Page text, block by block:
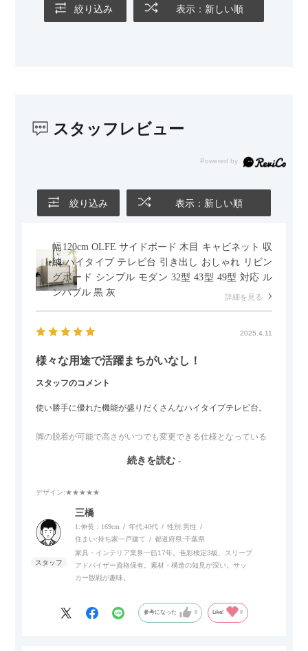
ても美しく、空間の印象を損ないません。
また、カウチのように足を伸ばしてくつろげるスタイルが理想
かせるため、普段はカウチとして使い、来客時には離してスツ
す。
絞り込み 表示：新しい順
スタッフレビュー
絞り込み 表示：新しい順
幅120cm OLFE サイドボード 木目 キャビネット 収
納 ハイタイプ テレビ台 引き出し おしゃれ リビン
グボード シンプル モダン 32型 43型 49型 対応 ル
ンバブル 黒 灰
詳細を見る
2025.4.11
様々な用途で活躍まちがいなし！
スタッフのコメント
使い勝手に優れた機能が盛りだくさんなハイタイプテレビ台。
脚の脱着が可能で高さがいつでも変更できる仕様となっている
また、補助テーブルとして使用可能なスライドテーブルや収納
内部にもプリンターなどが置けるスライド棚板がついているの
でテレビ台以外にもオフィスなどでの収納家具やリビングでの
サイドボードとして多目的な用途に対応しています。
また、扉は横方向へのスライド式となっているので開閉時のス
ペースを最小限に抑えられ、省スペースでご利用いただけるの
続きを読む
デザイン:★★★★★
三橋
1:伸長：169cm 年代:40代 性別:男性
住まい:持ち家一戸建て 都道府県:千葉県
家具・インテリア業界一筋17年。色彩検定3級、スリープ
アドバイザー資格保有。素材・構造の知見が深い。サッ
カー観戦が趣味。
参考になった 0 Like! 0